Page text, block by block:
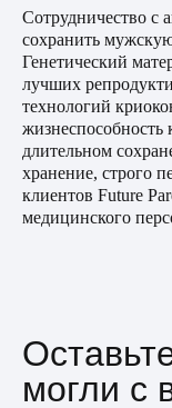
Сотрудничество с
сохранить
Генетический
лучших
технологий
жизнеспособность
длительном
хранение, строго
клиентов Future
медицинского
могли с